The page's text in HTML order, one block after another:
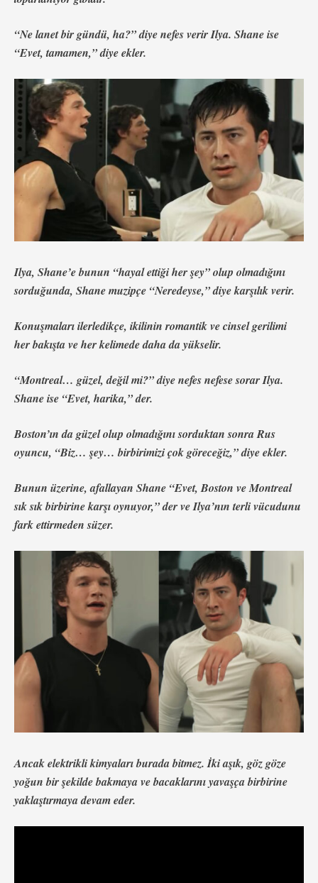
“Ne lanet bir gündü, ha?” diye nefes verir Ilya. Shane ise
“Evet, tamamen,” diye ekler.
Ilya, Shane’e bunun “hayal ettiği her şey” olup olmadığını
sorduğunda, Shane muzipçe “Neredeyse,” diye karşılık verir.
Konuşmaları ilerledikçe, ikilinin romantik ve cinsel gerilimi
her bakışta ve her kelimede daha da yükselir.
“Montreal… güzel, değil mi?” diye nefes nefese sorar Ilya.
Shane ise “Evet, harika,” der.
Boston’ın da güzel olup olmadığını sorduktan sonra Rus
oyuncu, “Biz… şey… birbirimizi çok göreceğiz,” diye ekler.
Bunun üzerine, afallayan Shane “Evet, Boston ve Montreal
sık sık birbirine karşı oynuyor,” der ve Ilya’nın terli vücudunu
fark ettirmeden süzer.
Ancak elektrikli kimyaları burada bitmez. İki aşık, göz göze
yoğun bir şekilde bakmaya ve bacaklarını yavaşça birbirine
yaklaştırmaya devam eder.